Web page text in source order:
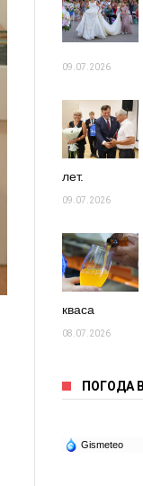
09.07.2026
лет.
09.07.2026
кваса
08.07.2026
ПОГОДА
Gismeteo